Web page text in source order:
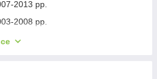
XJ 1984-2001 гг.
2013 рр.
2008 рр.
2012 рр.
2024 гг.